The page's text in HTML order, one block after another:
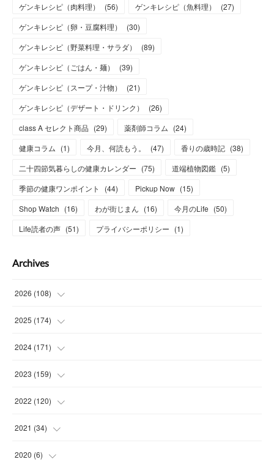
ゲンキレシピ（肉料理）
(56) ゲンキレシピ（魚料理） (27)
ゲンキレシピ（卵・豆腐料理）
(30)
ゲンキレシピ（野菜料理・サラダ）
(89)
ゲンキレシピ（ごはん・麺）
(39)
ゲンキレシピ（スープ・汁物）
(21)
ゲンキレシピ（デザート・ドリンク）
(26)
class A セレクト商品 (29) 薬剤師コラム (24)
健康コラム (1) 今月、何読もう。 (47) 香りの歳時記 (38)
二十四節気暮らしの健康カレンダー (75) 道端植物図鑑 (5)
季節の健康ワンポイント
(44) Pickup Now (15)
Shop Watch (16) わが街じまん (16) 今月のLife (50)
Life読者の声 (51) プライバシーポリシー (1)
Archives
2026 (108)
(6)
(15
(15
(13
2025 (174)
(14
(14
(15
(15
2024 (171)
(13
(13
(15
(
2023 (159)
(14
(14 )
(
2022 (120)
(14 )
( 13
2021 (34)
( )
2020 (6)